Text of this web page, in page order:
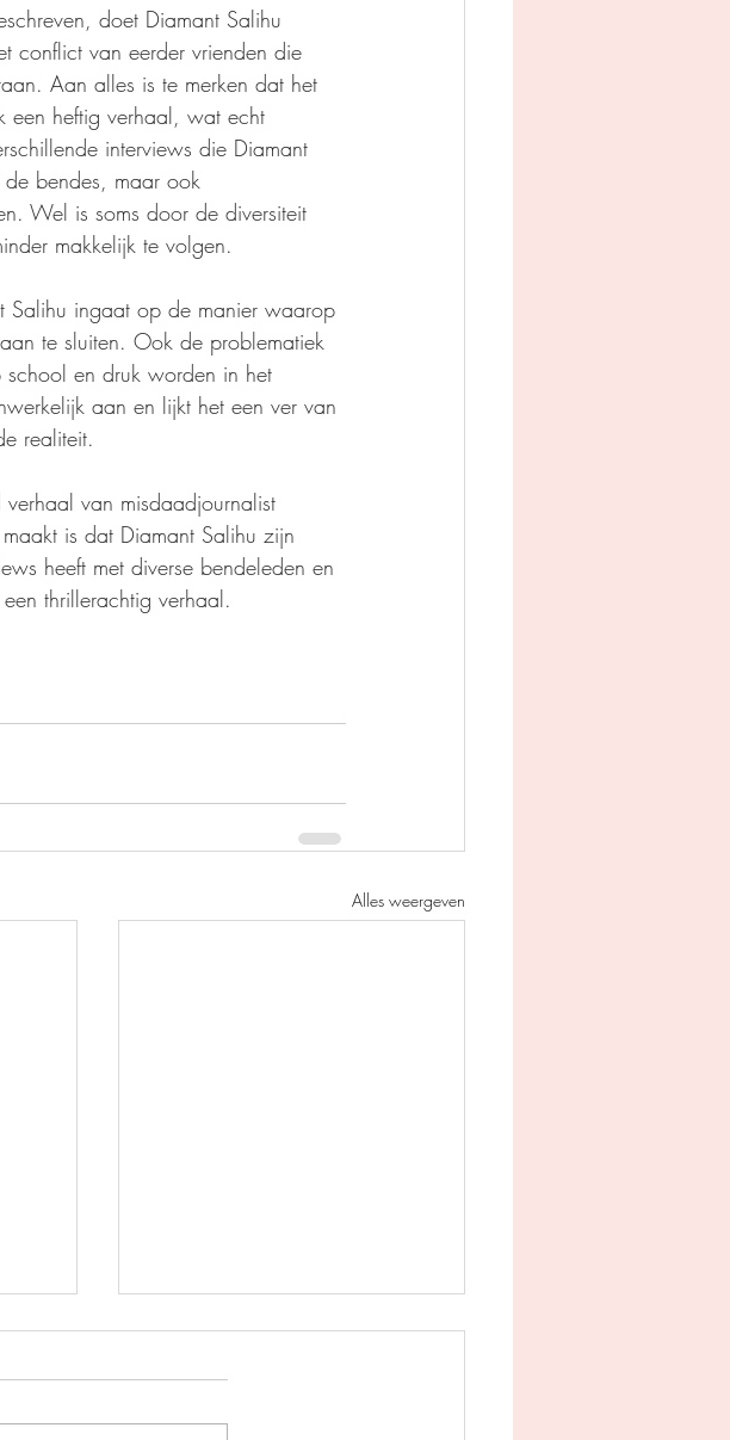
doet Diamant Salihu
conflict van eerder vrienden die
Aan alles is te merken dat het
heftig verhaal, wat echt
interviews die Diamant
de bendes, maar ook
Wel is soms door de diversiteit
makkelijk te volgen.
Salihu ingaat op de manier waarop
te sluiten. Ook de problematiek
en druk worden in het
aan en lijkt het een ver van
realiteit.
van misdaadjournalist
is dat Diamant Salihu zijn
heeft met diverse bendeleden en
thrillerachtig verhaal.
Alles weergeven